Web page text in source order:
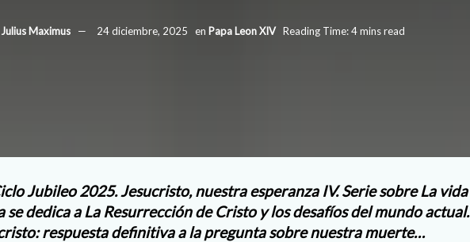
Julius Maximus 24 diciembre, 2025 en Papa Leon XIV Reading Time: 4 mins read
Jubileo 2025. Jesucristo, nuestra esperanza IV. Serie sobre La vida
se dedica a La Resurrección de Cristo y los desafíos del mundo actual.
respuesta definitiva a la pregunta sobre nuestra muerte…